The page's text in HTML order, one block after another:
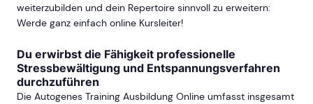
weiterzubilden und dein Repertoire sinnvoll zu erweitern:
Werde ganz einfach online Kursleiter!
Du erwirbst die Fähigkeit professionelle
Stressbewältigung und Entspannungsverfahren
durchzuführen
Die Autogenes Training Ausbildung Online umfasst insgesamt